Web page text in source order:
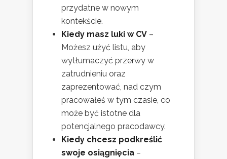
przydatne w nowym
kontekście.
Kiedy masz luki w CV –
Możesz użyć listu, aby
wytłumaczyć przerwy w
zatrudnieniu oraz
zaprezentować, nad czym
pracowałeś w tym czasie, co
może być istotne dla
potencjalnego pracodawcy.
Kiedy chcesz podkreślić
swoje osiągnięcia –